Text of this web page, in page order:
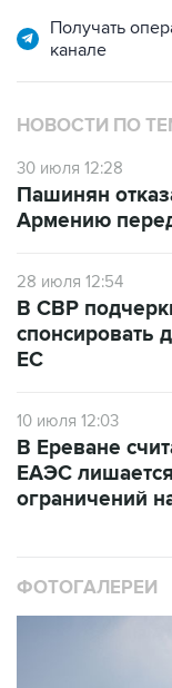
Получать
канале
НОВОСТИ ПО
30 июля 12:28
Пашинян
Армению
28 июля 12:54
В СВР
спонсировать
ЕС
10 июля 12:03
В Ереване
ЕАЭС
ограничений
ФОТОГАЛЕРЕИ